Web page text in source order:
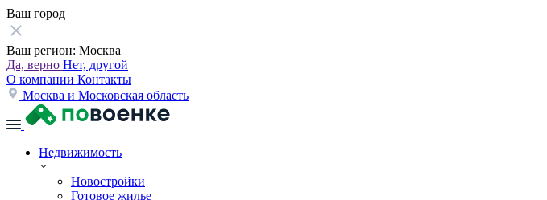
Ваш город
Ваш регион: Москва
Да, верно Нет, другой
О компании Контакты
Москва и Московская область
Недвижимость
Новостройки
Готовое жилье